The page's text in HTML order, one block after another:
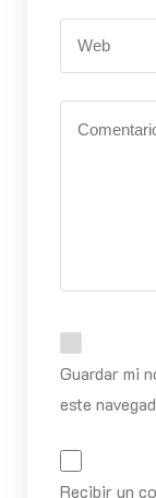
Guardar mi
este
Recibir un